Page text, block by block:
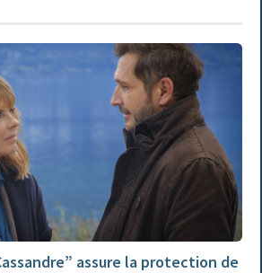
assure la protection de